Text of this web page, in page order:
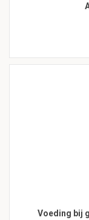
Voeding bij